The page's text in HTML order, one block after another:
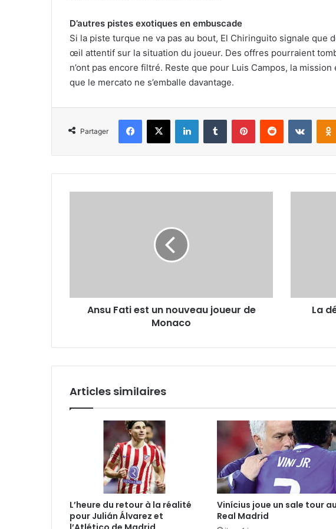
D’autres pistes exotiques en embuscade
Si la piste turque ne va pas au bout, El Chiringuito signale que
œil attentif sur la situation du joueur. Des offres pourraient
n’ont pas encore filtré. Reste que pour Luis Campos, la
que le mercato ne s’emballe davantage.
Partager
Facebook
X LinkedinTumblr PinterestReddit
Ansu Fati est un nouveau joueur de
Monaco
La
Articles similaires
L’heure du retour à la réalité
pour Julián Álvarez et
Vinícius joue un sale tour au
Real Madrid